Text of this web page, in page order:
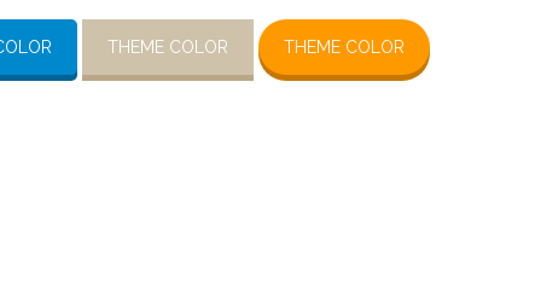
THEME COLOR THEME COLOR